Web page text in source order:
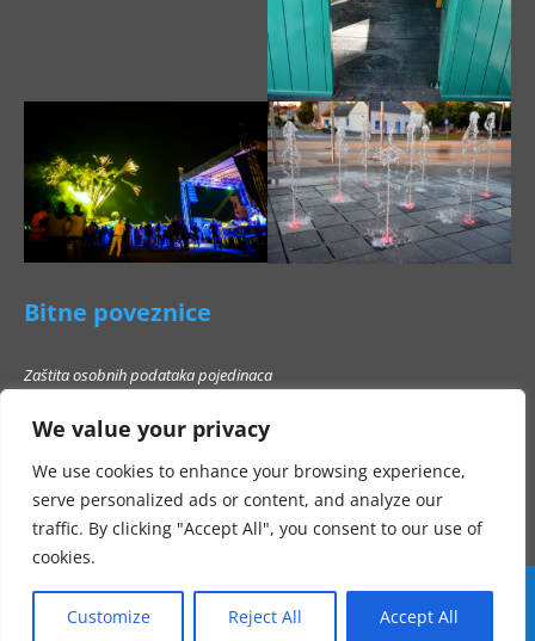
We value your privacy
We use cookies to enhance your browsing experience,
serve personalized ads or content, and analyze our
traffic. By clicking "Accept All", you consent to our use of
cookies.
Customize Reject All Accept All
Bitne poveznice
Zaštita osobnih podataka pojedinaca
Popis poslovnih subjekata s kojima Grad Beli Manastir ne smije stupati u